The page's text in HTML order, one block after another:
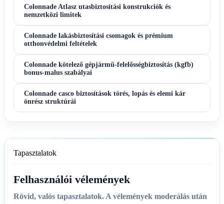
Colonnade Atlasz utasbiztosítási konstrukciók és
nemzetközi limitek
Colonnade lakásbiztosítási csomagok és prémium
otthonvédelmi feltételek
Colonnade kötelező gépjármű-felelősségbiztosítás (kgfb)
bonus-malus szabályai
Colonnade casco biztosítások törés, lopás és elemi kár
önrész struktúrái
Tapasztalatok
Felhasználói vélemények
Rövid, valós tapasztalatok. A vélemények moderálás után